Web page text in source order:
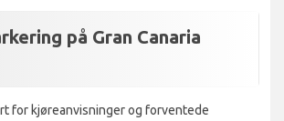
på Gran Canaria
for kjøreanvisninger og forventede